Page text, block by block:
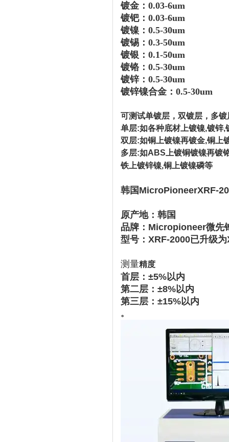
镀金：0.03-6um
镀钯：0.03-6um
镀镍：0.5-30um
镀锡：0.3-50um
镀银：0.1-50um
镀铬：0.5-30um
镀锌：0.5-30um
镀锌镍合金：0.5-30um
可测试单镀层，双镀层，多
单层:如各种底材上镀镍,镀锌,
双层:如铜上镀镍再镀金,铜上
多层:如ABS上镀铜镀镍再镀
铁上镀锌镍,铜上镀镍磷等
韩国MicroPioneerXRF-
原产地：韩国
品牌：Micropioneer微先
型号：XRF-2000已升级
测量​精度
首层：±5%以内
第二层：±8%以内
第三层：±15%以内
。